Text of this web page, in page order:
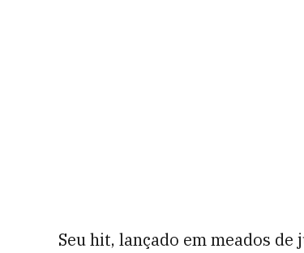
Seu hit, lançado em meados